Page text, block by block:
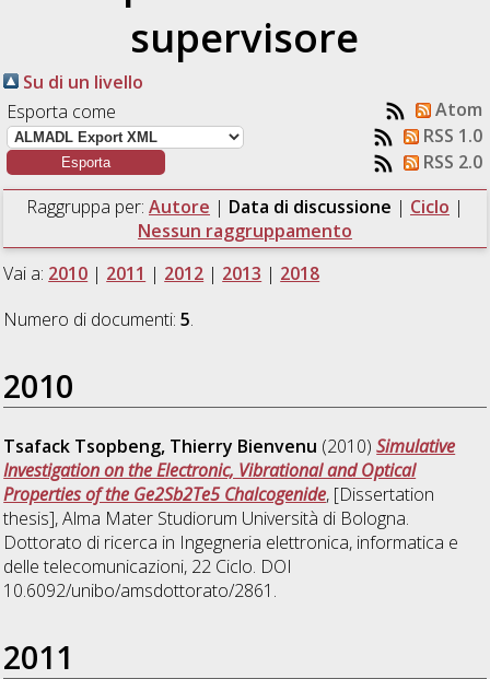
supervisore
Su di un livello
Esporta come
Atom
RSS 1.0
RSS 2.0
Raggruppa per: Autore | Data di discussione | Ciclo |
Nessun raggruppamento
Vai a: 2010 | 2011 | 2012 | 2013 | 2018
Numero di documenti:5.
2010
Tsafack Tsopbeng, Thierry Bienvenu (2010)Simulative
Investigation on the Electronic, Vibrational and Optical
Properties of the Ge2Sb2Te5 Chalcogenide, [Dissertation
thesis], Alma Mater Studiorum Università di Bologna.
Dottorato di ricerca in Ingegneria elettronica, informatica e
delle telecomunicazioni, 22 Ciclo. DOI
10.6092/unibo/amsdottorato/2861.
2011